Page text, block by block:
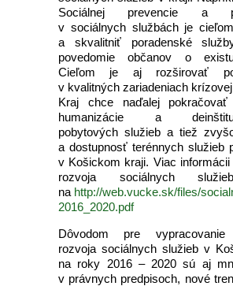
Sociálnej prevencie a
v sociálnych službách je
a skvalitniť poradenské
povedomie občanov o
Cieľom je aj rozširovať
v kvalitných zariadeniach
Kraj chce naďalej
humanizácie a
pobytových služieb a tiež
a dostupnosť terénnych služieb
v Košickom kraji. Viac informácii
rozvoja sociálnych
na http://web.vucke.sk/files/
2016_2020.pdf
Dôvodom pre vypracovanie
rozvoja sociálnych služieb v
na roky 2016 – 2020 sú aj
v právnych predpisoch, nové